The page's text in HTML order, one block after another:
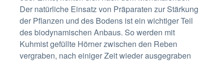
Der natürliche Einsatz von Präparaten zur Stärkung
der Pflanzen und des Bodens ist ein wichtiger Teil
des biodynamischen Anbaus. So werden mit
Kuhmist gefüllte Hörner zwischen den Reben
vergraben, nach einiger Zeit wieder ausgegraben